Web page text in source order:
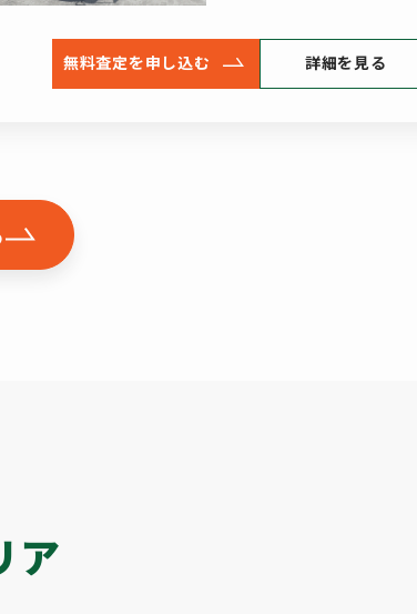
無料査定を申し込む 詳細を見る
ア